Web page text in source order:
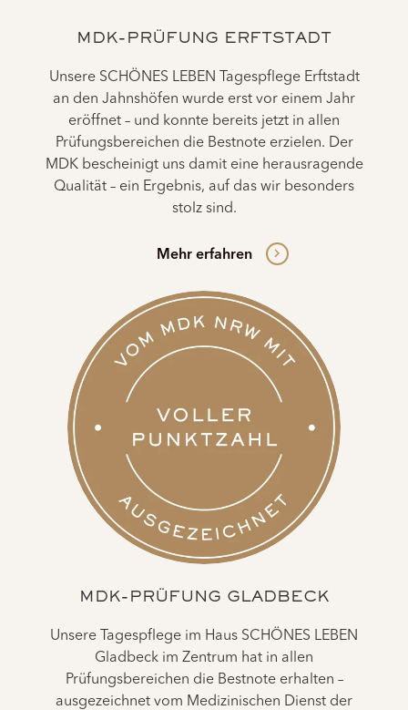
MDK-PRÜFUNG ERFTSTADT
Unsere SCHÖNES LEBEN Tagespflege Erftstadt
an den Jahnshöfen wurde erst vor einem Jahr
eröffnet – und konnte bereits jetzt in allen
Prüfungsbereichen die Bestnote erzielen. Der
MDK bescheinigt uns damit eine herausragende
Qualität – ein Ergebnis, auf das wir besonders
stolz sind.
Mehr erfahren
MDK-PRÜFUNG GLADBECK
Unsere Tagespflege im Haus SCHÖNES LEBEN
Gladbeck im Zentrum hat in allen
Prüfungsbereichen die Bestnote erhalten –
ausgezeichnet vom Medizinischen Dienst der